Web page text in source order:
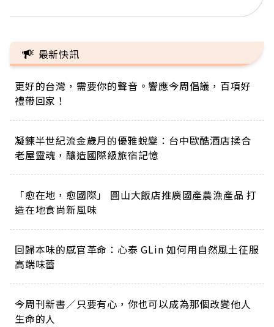
最新快訊
更好的台灣，需要你的聲音。響應今周倡議，百項好
禮帶回家！
凝鍊半世紀流金歲月的優雅蛻變：台中歐酷酒店揉合
老屋靈魂，釀造國際級旅宿記憶
「愈在地，愈國際」 圓山大飯店推廣國產農漁產品 打
造在地食尚新風味
回歸本味的感官革命：心泰 GLin 如何用自然風土征服
高端味蕾
今周刊新書／只要有心，你也可以成為那個改變他人
生命的人